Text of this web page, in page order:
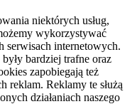
niektórych usług,
wykorzystywać
serwisach internetowych.
bardziej trafne oraz
zapobiegają też
reklam. Reklamy te służą
działaniach naszego